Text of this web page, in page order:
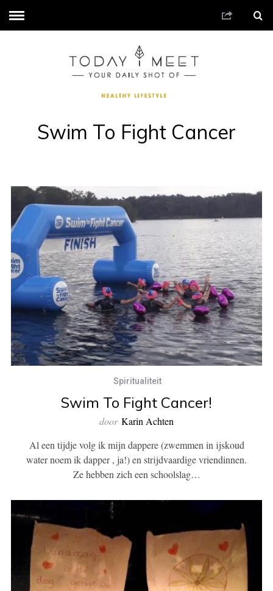
Swim To Fight Cancer
Spiritualiteit
Swim To Fight Cancer!
door Karin Achten
Al een tijdje volg ik mijn dappere (zwemmen in ijskoud
water noem ik dapper , ja!) en strijdvaardige vriendinnen.
Ze hebben zich een schoolslag…